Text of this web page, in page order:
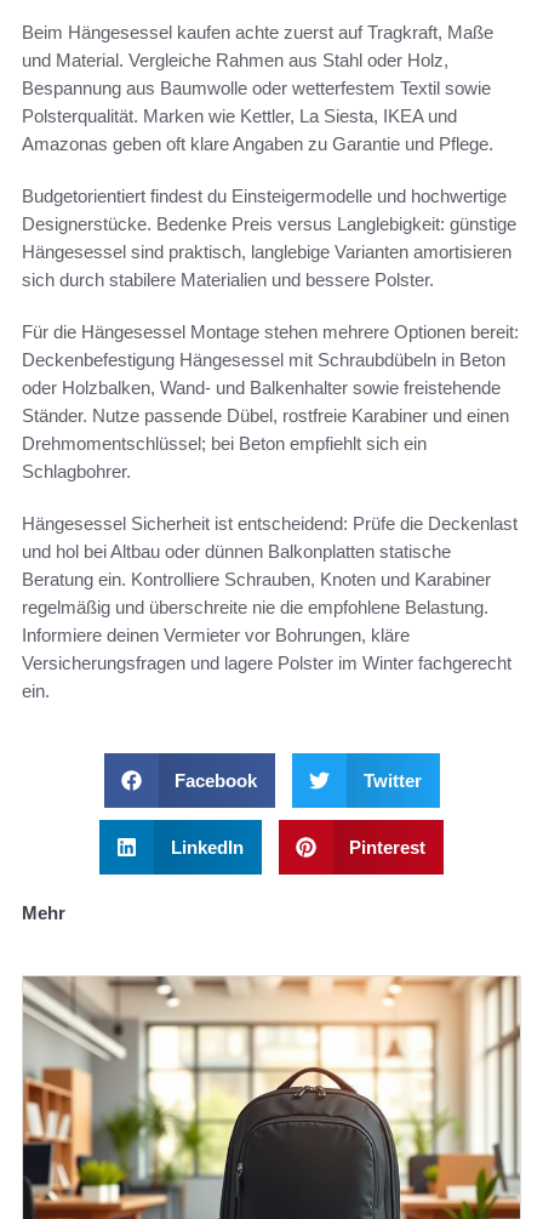
Beim Hängesessel kaufen achte zuerst auf Tragkraft, Maße
und Material. Vergleiche Rahmen aus Stahl oder Holz,
Bespannung aus Baumwolle oder wetterfestem Textil sowie
Polsterqualität. Marken wie Kettler, La Siesta, IKEA und
Amazonas geben oft klare Angaben zu Garantie und Pflege.
Budgetorientiert findest du Einsteigermodelle und hochwertige
Designerstücke. Bedenke Preis versus Langlebigkeit: günstige
Hängesessel sind praktisch, langlebige Varianten amortisieren
sich durch stabilere Materialien und bessere Polster.
Für die Hängesessel Montage stehen mehrere Optionen bereit:
Deckenbefestigung Hängesessel mit Schraubdübeln in Beton
oder Holzbalken, Wand- und Balkenhalter sowie freistehende
Ständer. Nutze passende Dübel, rostfreie Karabiner und einen
Drehmomentschlüssel; bei Beton empfiehlt sich ein
Schlagbohrer.
Hängesessel Sicherheit ist entscheidend: Prüfe die Deckenlast
und hol bei Altbau oder dünnen Balkonplatten statische
Beratung ein. Kontrolliere Schrauben, Knoten und Karabiner
regelmäßig und überschreite nie die empfohlene Belastung.
Informiere deinen Vermieter vor Bohrungen, kläre
Versicherungsfragen und lagere Polster im Winter fachgerecht
ein.
Facebook Twitter
LinkedIn Pinterest
Mehr